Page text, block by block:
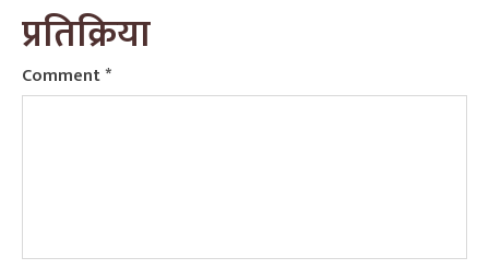
प्रतिक्रिया
Comment*